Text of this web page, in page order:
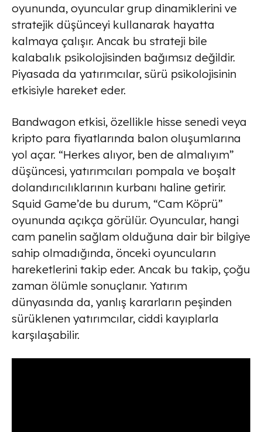
oyununda, oyuncular grup dinamiklerini ve
stratejik düşünceyi kullanarak hayatta
kalmaya çalışır. Ancak bu strateji bile
kalabalık psikolojisinden bağımsız değildir.
Piyasada da yatırımcılar, sürü psikolojisinin
etkisiyle hareket eder.
Bandwagon etkisi, özellikle hisse senedi veya
kripto para fiyatlarında balon oluşumlarına
yol açar. “Herkes alıyor, ben de almalıyım”
düşüncesi, yatırımcıları pompala ve boşalt
dolandırıcılıklarının kurbanı haline getirir.
Squid Game’de bu durum, “Cam Köprü”
oyununda açıkça görülür. Oyuncular, hangi
cam panelin sağlam olduğuna dair bir bilgiye
sahip olmadığında, önceki oyuncuların
hareketlerini takip eder. Ancak bu takip, çoğu
zaman ölümle sonuçlanır. Yatırım
dünyasında da, yanlış kararların peşinden
sürüklenen yatırımcılar, ciddi kayıplarla
karşılaşabilir.